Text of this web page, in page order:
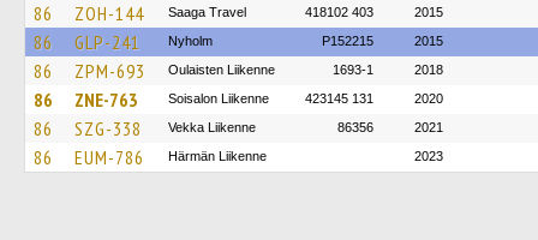
86 ZOH-144 Saaga Travel 418102 403 2015
86 GLP-241 Nyholm P152215 2015
86 ZPM-693 Oulaisten Liikenne 1693-1 2018
86 ZNE-763 Soisalon Liikenne 423145 131 2020
86 SZG-338 Vekka Liikenne 86356 2021
86 EUM-786 Härmän Liikenne 2023